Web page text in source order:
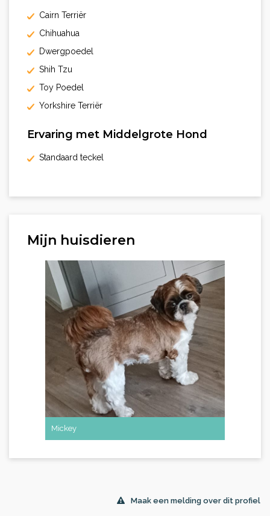
Cairn Terriër
Chihuahua
Dwergpoedel
Shih Tzu
Toy Poedel
Yorkshire Terriër
Ervaring met Middelgrote Hond
Standaard teckel
Mijn huisdieren
Mickey
Maak een melding over dit profiel